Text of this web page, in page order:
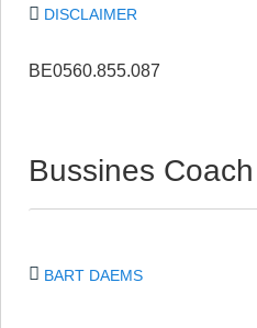
DISCLAIMER
BE0560.855.087
Bussines Coach
BART DAEMS